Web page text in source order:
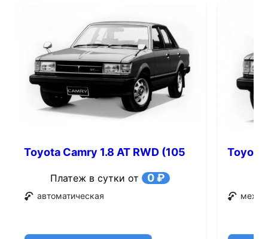
Toyota Camry 1.8 AT RWD (105
Платеж в сутки от 0 ₽
автоматическая
Toyota